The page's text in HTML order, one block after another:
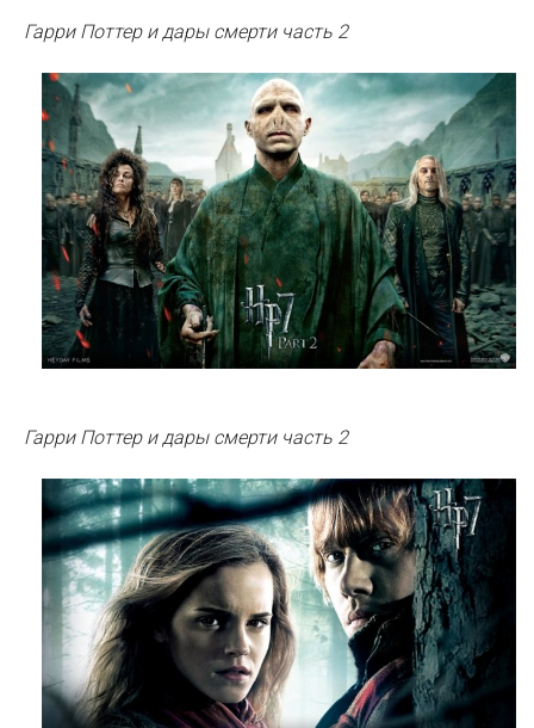
Гарри Поттер и дары смерти часть 2
Гарри Поттер и дары смерти часть 2